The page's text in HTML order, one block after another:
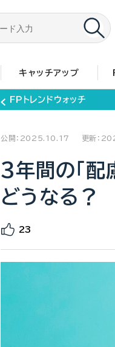
キャッチアップ
FPトレンドウォッチ
公開：2025.10.17 更新：
3年間の「配
どうなる？
23